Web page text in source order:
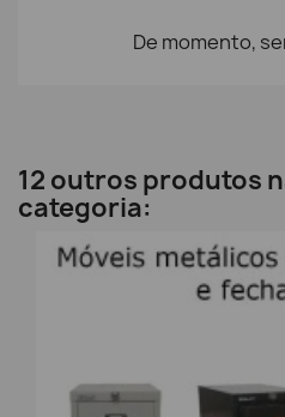
De momento,
12 outros produtos
categoria: